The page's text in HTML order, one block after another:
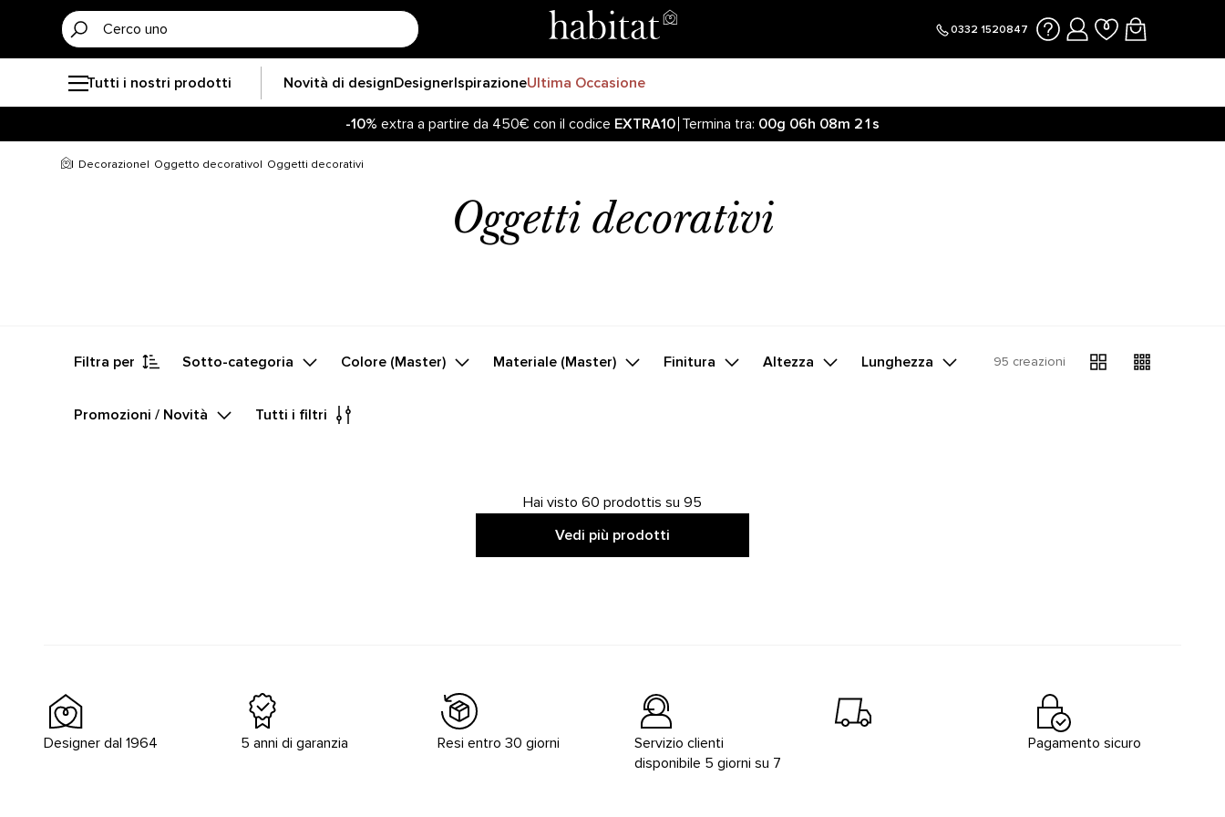
0332 1520847
Tutti i nostri prodotti Novità di designDesignerIspirazioneUltima Occasione
-10% extra a partire da 450€ con il codice EXTRA10 Termina tra: 00g 06h 08m 21s
Decorazione Oggetto decorativo Oggetti decorativi
Oggetti decorativi
Filtra per Sotto-categoria Colore (Master) Materiale (Master) Finitura Altezza Lunghezza
Promozioni / Novità Tutti i filtri
95 creazioni
Hai visto 60 prodottis su 95
Vedi più prodotti
Designer dal 1964 5 anni di garanzia Resi entro 30 giorni
Servizio clienti
disponibile 5 giorni su 7
Pagamento sicuro